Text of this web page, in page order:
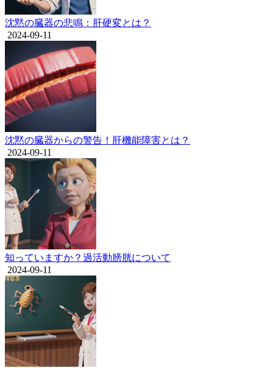
沈黙の臓器の悲鳴：肝硬変とは？
2024-09-11
沈黙の臓器からの警告！肝機能障害とは？
2024-09-11
知っていますか？過活動膀胱について
2024-09-11